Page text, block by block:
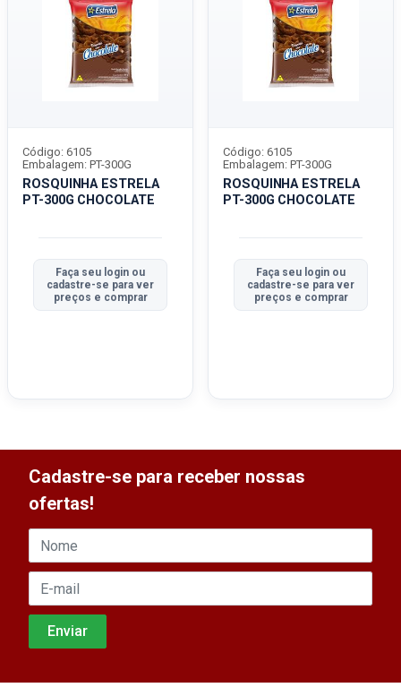
ROSQUINHA ESTRELA
PT-300G CHOCOLATE
Código: 6105
Embalagem: PT-300G
Faça seu login ou
cadastre-se para ver
preços e comprar
ROSQUINHA ESTRELA
PT-300G CHOCOLATE
Código: 6105
Embalagem: PT-300G
Faça seu login ou
cadastre-se para ver
preços e comprar
Cadastre-se para receber nossas
ofertas!